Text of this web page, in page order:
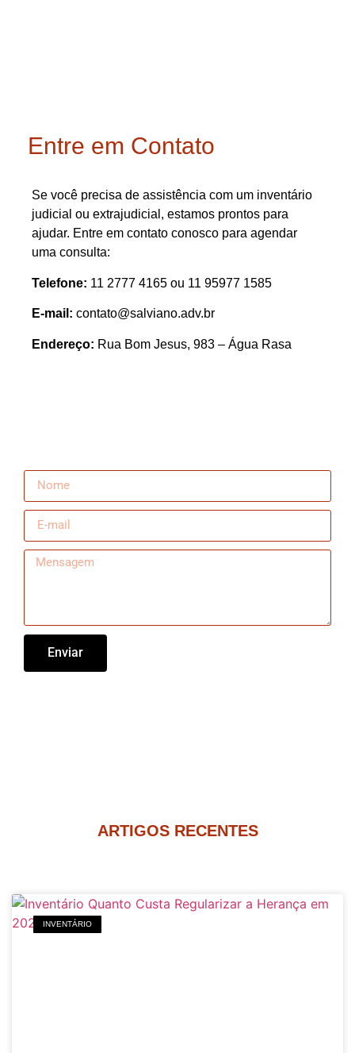
Entre em Contato
Se você precisa de assistência com um inventário
judicial ou extrajudicial, estamos prontos para
ajudar. Entre em contato conosco para agendar
uma consulta:
Telefone: 11 2777 4165 ou 11 95977 1585
E-mail: contato@salviano.adv.br
Endereço: Rua Bom Jesus, 983 – Água Rasa
Enviar
ARTIGOS RECENTES
INVENTÁRIO